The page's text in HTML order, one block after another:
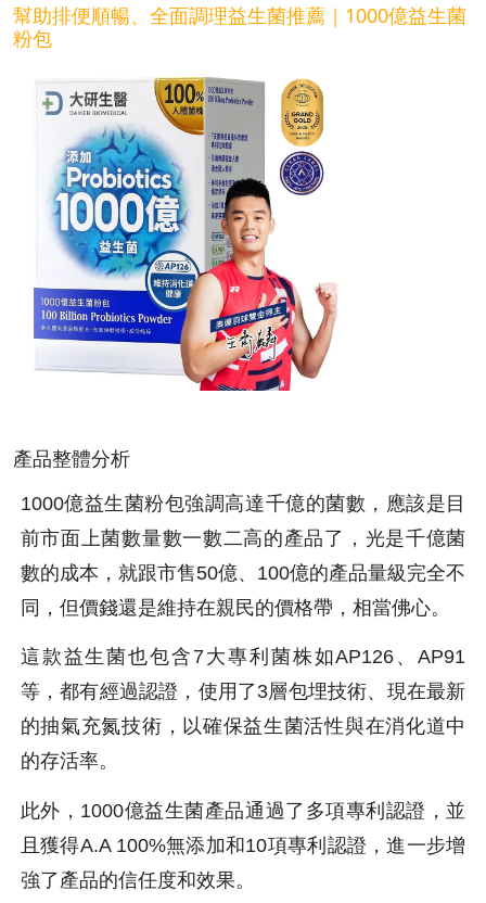
幫助排便順暢、全面調理益生菌推薦｜1000億益生菌
粉包
產品整體分析
1000億益生菌粉包強調高達千億的菌數，應該是目
前市面上菌數量數一數二高的產品了，光是千億菌
數的成本，就跟市售50億、100億的產品量級完全不
同，但價錢還是維持在親民的價格帶，相當佛心。
這款益生菌也包含7大專利菌株如AP126、AP91
等，都有經過認證，使用了3層包埋技術、現在最新
的抽氣充氮技術，以確保益生菌活性與在消化道中
的存活率。
此外，1000億益生菌產品通過了多項專利認證，並
且獲得A.A 100%無添加和10項專利認證，進一步增
強了產品的信任度和效果。